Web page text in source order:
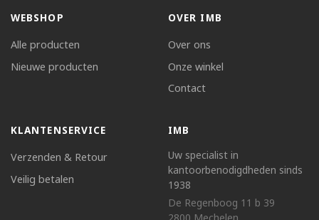
WEBSHOP
Alle producten
Nieuwe producten
OVER IMB
Over ons
Onze winkel
Contact
KLANTENSERVICE
Verzenden & Retour
Veilig betalen
IMB
Uw specialist in
kantoorbenodigdheden sinds
1938
De Regenboog 11 b 39